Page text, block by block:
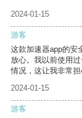
2024-01-15
游客
这款加速器app的安
放心。我以前使用
情况，这让我非常担
2024-01-15
游客